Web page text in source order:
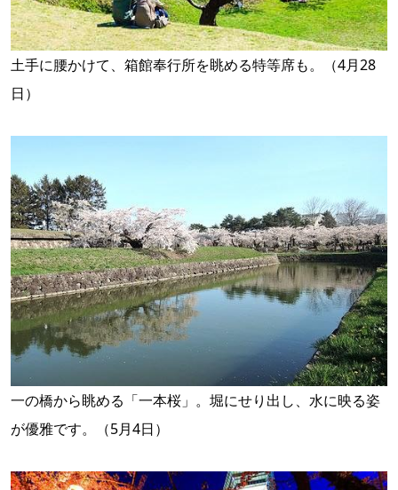
土手に腰かけて、箱館奉行所を眺める特等席も。（4月28
日）
一の橋から眺める「一本桜」。堀にせり出し、水に映る姿
が優雅です。（5月4日）